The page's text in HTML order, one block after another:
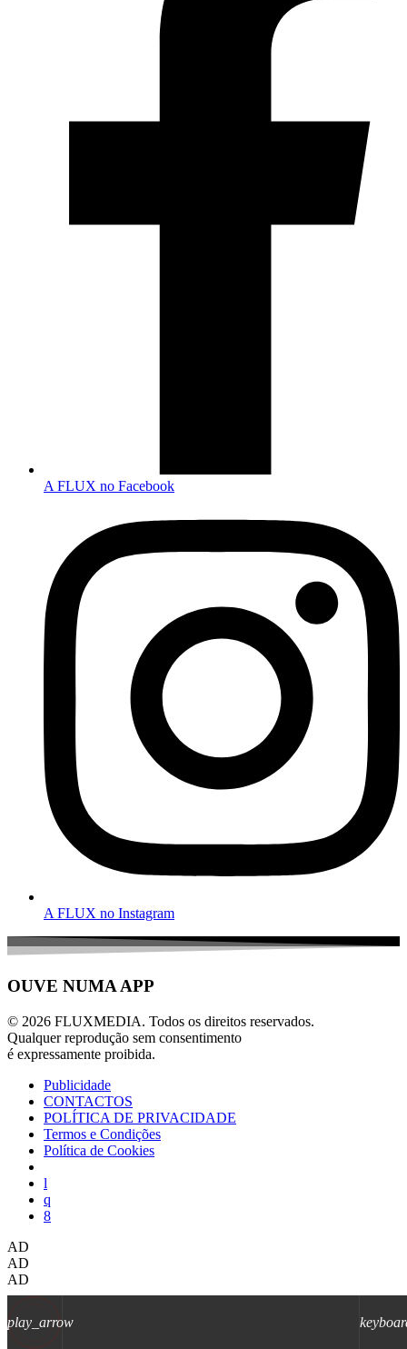
play_arrow
A FLUX no Facebook
A FLUX no Instagram
OUVE NUMA APP
© 2026 FLUXMEDIA. Todos os direitos reservados.
Qualquer reprodução sem consentimento
é expressamente proibida.
Publicidade
CONTACTOS
POLÍTICA DE PRIVACIDADE
Termos e Condições
Política de Cookies
AD
AD
AD